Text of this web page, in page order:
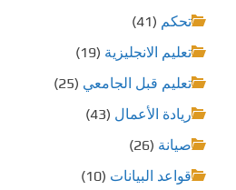
تحكم (41)
تعليم الانجليزية (19)
تعليم قبل الجامعي (25)
ريادة الأعمال (43)
صيانة (26)
قواعد البيانات (10)